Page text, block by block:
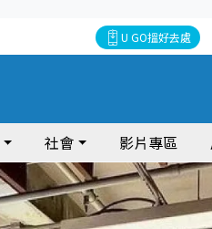
U GO搵好去處
社會 影片專區